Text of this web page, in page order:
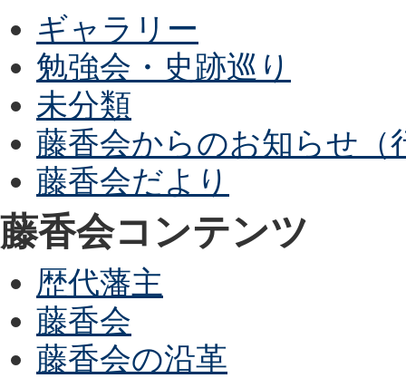
ギャラリー
勉強会・史跡巡り
未分類
藤香会からのお知らせ（
藤香会だより
藤香会コンテンツ
歴代藩主
藤香会
藤香会の沿革